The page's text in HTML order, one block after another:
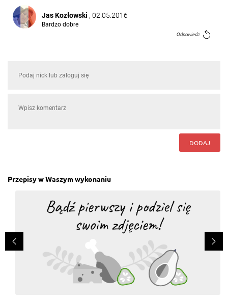
Jas Kozłowski , 02.05.2016
Bardzo dobre
Odpowiedz
DODAJ
Przepisy w Waszym wykonaniu